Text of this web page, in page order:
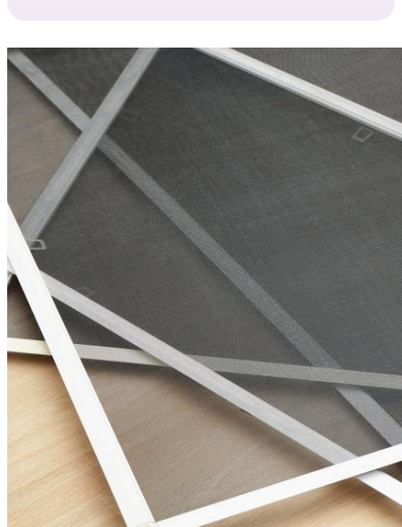
МОСКИТНЫЕ СЕТКИ